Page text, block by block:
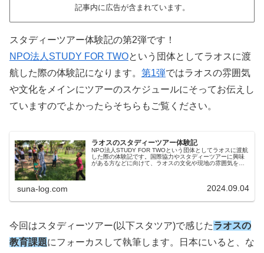
記事内に広告が含まれています。
スタディーツアー体験記の第2弾です！
NPO法人STUDY FOR TWOという団体としてラオスに渡
航した際の体験記になります。 第1弾ではラオスの雰囲気
や文化をメインにツアーのスケジュールにそってお伝えし
ていますのでよかったらそちらもご覧ください。
ラオスのスタディーツアー体験記
NPO法人STUDY FOR TWOという団体としてラオスに渡航
した際の体験記です。国際協力やスタディーツアーに興味
がある方などに向けて、ラオスの文化や現地の雰囲気をお
suna-log.com 2024.09.04
今回はスタディーツアー(以下スタツア)で感じたラオスの
教育課題にフォーカスして執筆します。日本にいると、な